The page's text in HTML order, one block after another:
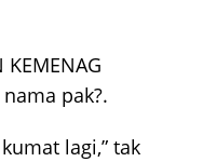
pak?.
lagi,” tak